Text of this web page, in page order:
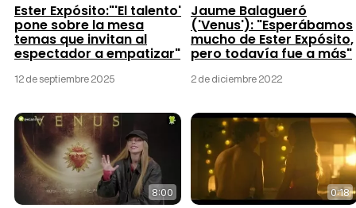
Ester Expósito:"'El talento'
pone sobre la mesa
temas que invitan al
espectador a empatizar"
12 de septiembre 2025
Jaume Balagueró
('Venus'): "Esperábamos
mucho de Ester Expósito,
pero todavía fue a más"
2 de diciembre 2022
8:00 0:18